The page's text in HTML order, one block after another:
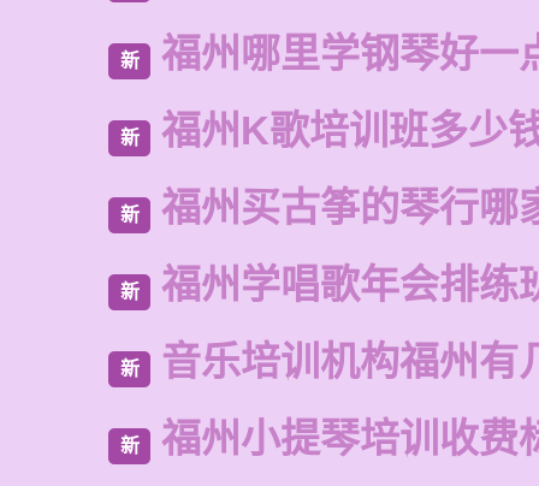
新 福州哪里学钢琴好一
新 福州K歌培训班多少
新 福州买古筝的琴行哪
新 福州学唱歌年会排练
新 音乐培训机构福州有
新 福州小提琴培训收费